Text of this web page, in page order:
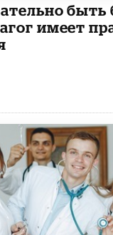
быть
имеет